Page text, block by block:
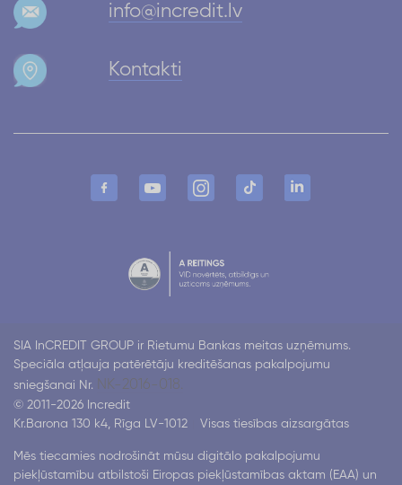
info@incredit.lv
Kontakti
SIA InCREDIT GROUP ir Rietumu Bankas meitas uzņēmums.
Speciāla atļauja patērētāju kreditēšanas pakalpojumu
sniegšanai Nr. NK-2016-018.
© 2011-2026 Incredit
Kr.Barona 130 k4, Rīga LV-1012
Visas tiesības aizsargātas
Mēs tiecamies nodrošināt mūsu digitālo pakalpojumu
piekļūstamību atbilstoši Eiropas piekļūstamības aktam (EAA) un